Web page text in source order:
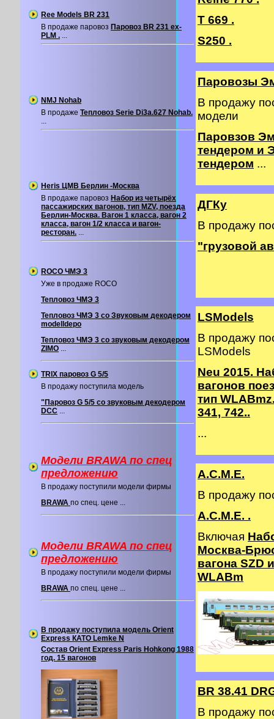
Ree Models BR 231
В продаже паровоз Паровоз BR 231 ex-
PLM . ...
NMJ Nohab
В продаже Тепловоз Serie Di3a.627 Nohab.
...
Heris ЦМВ Берлин -Москва
В продаже паровоз Набор из четырёх
пассажирских вагонов, тип MZV, поезда
Берлин-Москва. Вагон 1 класса, вагон 2
класса, вагон 1/2 класса и вагон-
ресторан. ...
ROCO ЧМЭ 3
Уже в продаже ROCO
Тепловоз ЧМЭ 3
Тепловоз ЧМЭ 3 со Звуковым декодером
modelldepo
Тепловоз ЧМЭ 3 со звуковым декодером
ZIMO ...
TRIX паровоз G 5/5
В продажу поступила модель
"Паровоз G 5/5 со звуковым декодером
DCC ...
Модели BRAWA по спец
предложению
В продажу поступили модели фирмы
BRAWA по спец. цене ...
Модели BRAWA по спец
предложению
В продажу поступили модели фирмы
BRAWA по спец. цене ...
В продажу поступила модель Orient
Express КАТО Lemke N
Состав Orient Express Paris Hohkong 1988
год. 15 вагонов
T 669 .
S250 .
Паровозы
В продажу
модели
Паровзов
тендером и
тендером ...
ДГКу
В продажу
"грузовой
LSModels
В продажу
LSModels
Neu 2015.
вагонов
тип
341, 742..
...
A.C.M.E.
В продажу
A.C.M.E. .
Включая
Москва-
вагона SZD
WLABm
BR 38.41
В продажу